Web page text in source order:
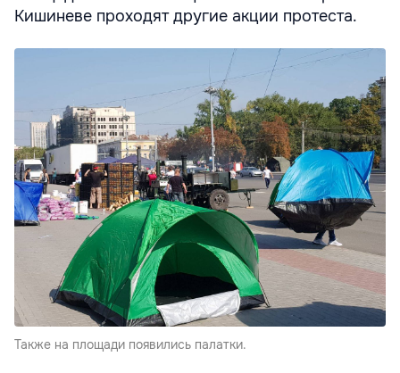
Кишиневе проходят другие акции протеста.
Также на площади появились палатки.